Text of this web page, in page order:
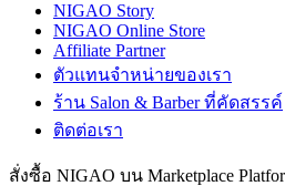
NIGAO Story
NIGAO Online Store
Affiliate Partner
ตัวแทนจำหน่ายของเรา
ร้าน Salon & Barber ที่คัดสรรค์
ติดต่อเรา
สั่งซื้อ NIGAO บน Marketplace